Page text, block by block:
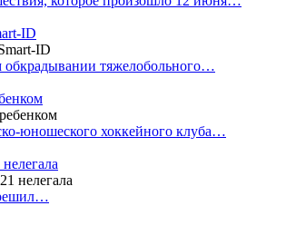
ID
обкрадывании тяжелобольного…
юношеского хоккейного клуба…